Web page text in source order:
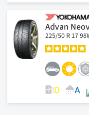
Advan
225/50 R 17